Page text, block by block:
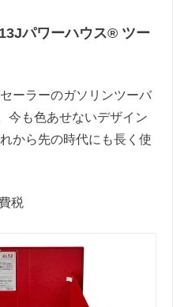
パワーハウス® ツー
ーラーのガソリンツーバ
今も色あせないデザイン
から先の時代にも長く使
税